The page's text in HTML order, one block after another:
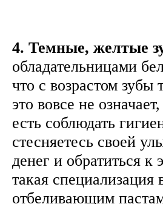
4. Темные, желтые
обладательницами
что с возрастом
это вовсе не
есть соблюдать
стесняетесь своей
денег и обратиться к
такая специализация
отбеливающим